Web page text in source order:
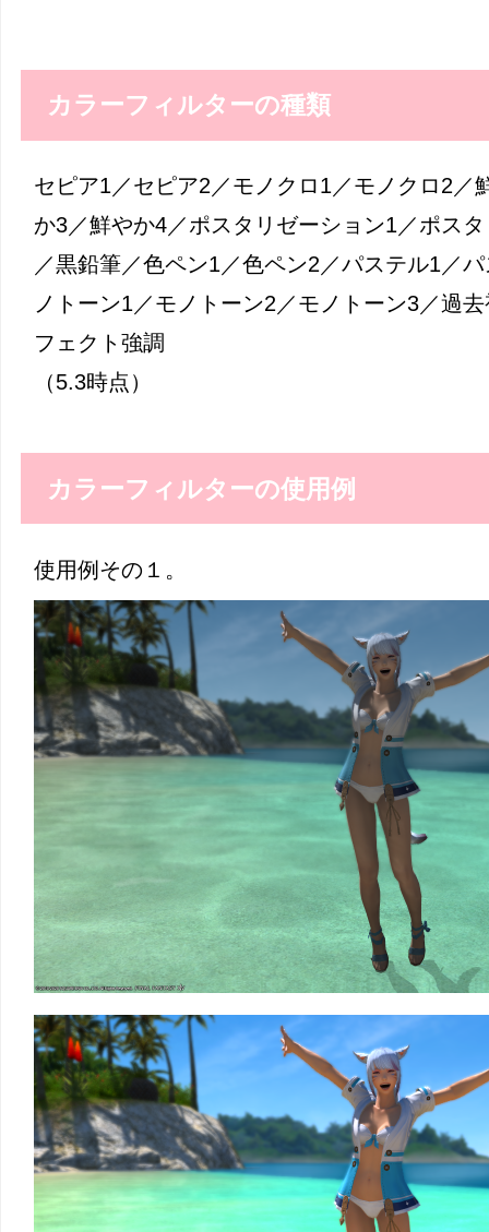
カラーフィルターの種類
セピア1／セピア2／モノクロ1／モノクロ2／
か3／鮮やか4／ポスタリゼーション1／ポス
／黒鉛筆／色ペン1／色ペン2／パステル1／
ノトーン1／モノトーン2／モノトーン3／過
フェクト強調
（5.3時点）
カラーフィルターの使用例
使用例その１。